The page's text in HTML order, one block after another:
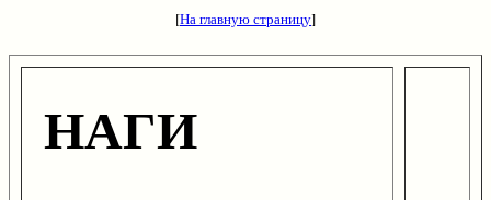
[На главную страницу]
НАГИ